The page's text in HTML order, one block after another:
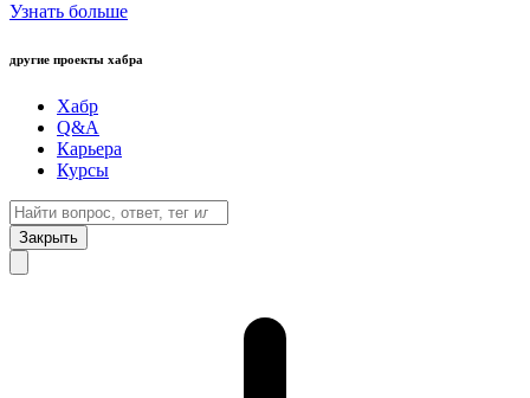
Узнать больше
другие проекты хабра
Хабр
Q&A
Карьера
Курсы
Закрыть